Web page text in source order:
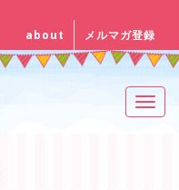
about メルマガ登録